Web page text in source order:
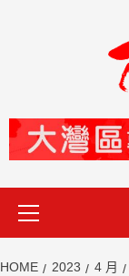
HOME 2023 4 月